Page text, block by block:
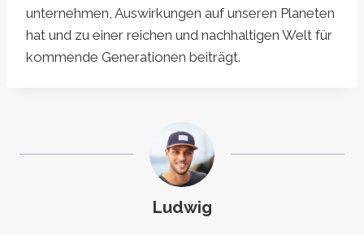
unternehmen, Auswirkungen auf unseren Planeten
hat und zu einer reichen und nachhaltigen Welt für
kommende Generationen beiträgt.
Ludwig